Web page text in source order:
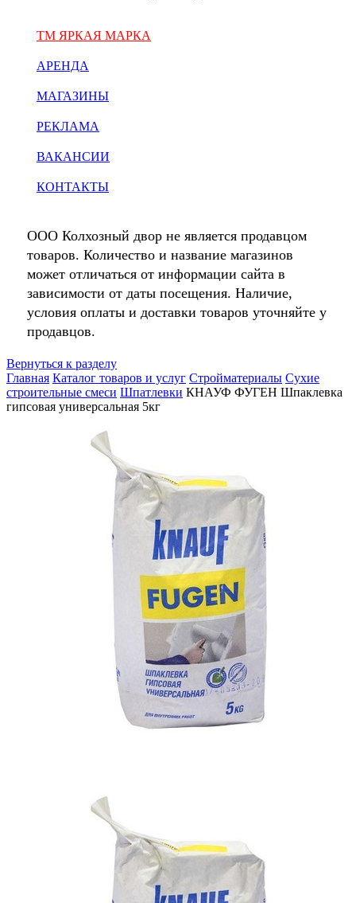
ТМ ЯРКАЯ МАРКА
АРЕНДА
МАГАЗИНЫ
РЕКЛАМА
ВАКАНСИИ
КОНТАКТЫ
ООО Колхозный двор не является продавцом
товаров. Количество и название магазинов
может отличаться от информации сайта в
зависимости от даты посещения. Наличие,
условия оплаты и доставки товаров уточняйте у
продавцов.
Вернуться к разделу
Главная Каталог товаров и услуг Стройматериалы Сухие
строительные смеси Шпатлевки КНАУФ ФУГЕН Шпаклевка
гипсовая универсальная 5кг